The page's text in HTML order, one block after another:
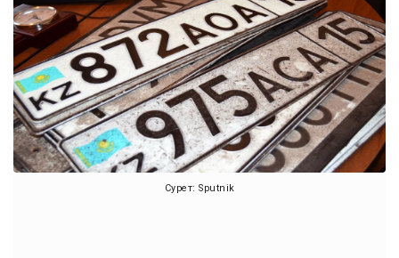
Сурет: Sputnik